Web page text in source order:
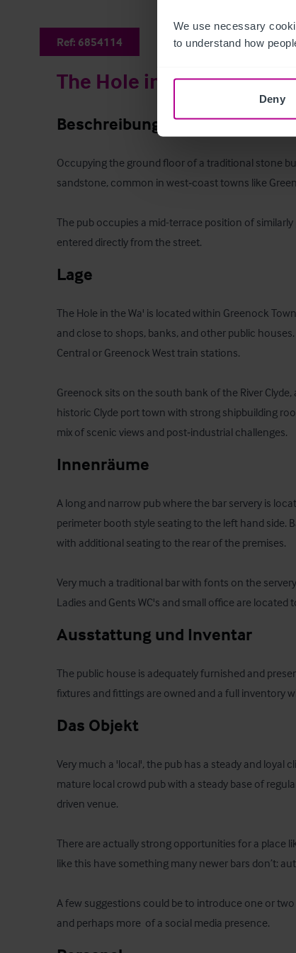
We use necessary
to understand how
Deny
Ref: 6854114
The Hole in the Wa'
Beschreibung
Occupying the ground floor of a traditional stone
sandstone, common in west‑coast towns like
The pub occupies a mid-terrace position of
entered directly from the street.
Lage
The Hole in the Wa' is located within Greenock
and close to shops, banks, and other public
Central or Greenock West train stations.
Greenock sits on the south bank of the River
historic Clyde port town with strong shipbuilding
mix of scenic views and post‑industrial challenges.
Innenräume
A long and narrow pub where the bar servery is
perimeter booth style seating to the left hand side.
with additional seating to the rear of the premises.
Very much a traditional bar with fonts on the
Ladies and Gents WC's and small office are located
Ausstattung und Inventar
The public house is adequately furnished and
fixtures and fittings are owned and a full inventory
Das Objekt
Very much a 'local', the pub has a steady and loyal
mature local crowd pub with a steady base of
driven venue.
There are actually strong opportunities for a place
like this have something many newer bars don’t:
A few suggestions could be to introduce one or
and perhaps more  of a social media presence.